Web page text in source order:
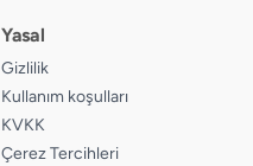
Yasal
Gizlilik
Kullanım koşulları
KVKK
Çerez Tercihleri